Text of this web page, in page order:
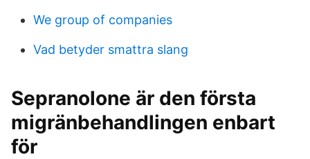
We group of companies
Vad betyder smattra slang
Sepranolone är den första
migränbehandlingen enbart
för